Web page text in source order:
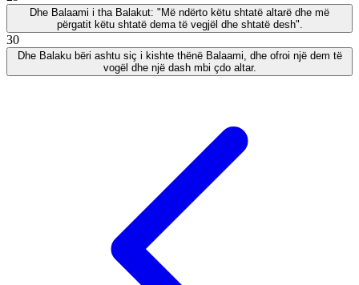
Dhe Balaami i tha Balakut: "Më ndërto këtu shtatë altarë dhe më
përgatit këtu shtatë dema të vegjël dhe shtatë desh".
30
Dhe Balaku bëri ashtu siç i kishte thënë Balaami, dhe ofroi një dem të
vogël dhe një dash mbi çdo altar.